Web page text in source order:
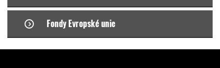
Fondy Evropské unie